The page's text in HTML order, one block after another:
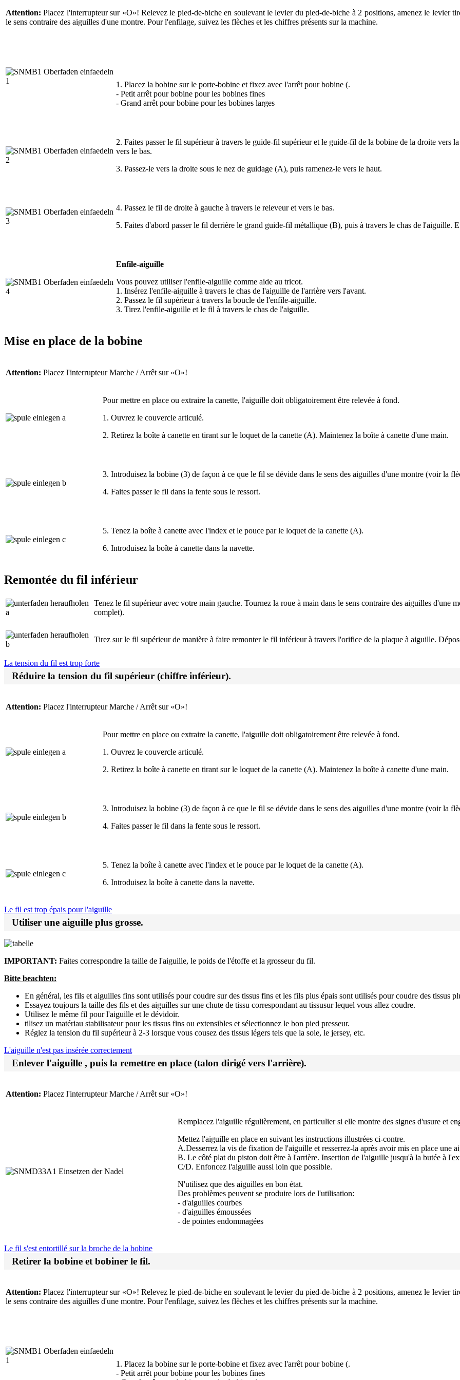
Attention: Placez l'interrupteur sur «O»! Relevez le pied-de-biche en soulevant le levier du pied-de-biche à 2 positions, amenez le levier
le sens contraire des aiguilles d'une montre. Pour l'enfilage, suivez les flèches et les chiffres présents sur la machine.
1. Placez la bobine sur le porte-bobine et fixez avec l'arrêt pour bobine (.
- Petit arrêt pour bobine pour les bobines fines
- Grand arrêt pour bobine pour les bobines larges
2. Faites passer le fil supérieur à travers le guide-fil supérieur et le guide-fil de la bobine de la droite vers
vers le bas.
3. Passez-le vers la droite sous le nez de guidage (A), puis ramenez-le vers le haut.
4. Passez le fil de droite à gauche à travers le releveur et vers le bas.
5. Faites d'abord passer le fil derrière le grand guide-fil métallique (B), puis à travers le chas de l'aiguille.
Enfile-aiguille
Vous pouvez utiliser l'enfile-aiguille comme aide au tricot.
1. Insérez l'enfile-aiguille à travers le chas de l'aiguille de l'arrière vers l'avant.
2. Passez le fil supérieur à travers la boucle de l'enfile-aiguille.
3. Tirez l'enfile-aiguille et le fil à travers le chas de l'aiguille.
Mise en place de la bobine
Attention: Placez l'interrupteur Marche / Arrêt sur «O»!
Pour mettre en place ou extraire la canette, l'aiguille doit obligatoirement être relevée à fond.
1. Ouvrez le couvercle articulé.
2. Retirez la boîte à canette en tirant sur le loquet de la canette (A). Maintenez la boîte à canette d'une main.
3. Introduisez la bobine (3) de façon à ce que le fil se dévide dans le sens des aiguilles d'une montre (voir la
4. Faites passer le fil dans la fente sous le ressort.
5. Tenez la boîte à canette avec l'index et le pouce par le loquet de la canette (A).
6. Introduisez la boîte à canette dans la navette.
Remontée du fil inférieur
Tenez le fil supérieur avec votre main gauche. Tournez la roue à main dans le sens contraire des aiguilles d'une
complet).
Tirez sur le fil supérieur de manière à faire remonter le fil inférieur à travers l'orifice de la plaque à aiguille.
La tension du fil est trop forte
Réduire la tension du fil supérieur (chiffre inférieur).
Attention: Placez l'interrupteur Marche / Arrêt sur «O»!
Pour mettre en place ou extraire la canette, l'aiguille doit obligatoirement être relevée à fond.
1. Ouvrez le couvercle articulé.
2. Retirez la boîte à canette en tirant sur le loquet de la canette (A). Maintenez la boîte à canette d'une main.
3. Introduisez la bobine (3) de façon à ce que le fil se dévide dans le sens des aiguilles d'une montre (voir la
4. Faites passer le fil dans la fente sous le ressort.
5. Tenez la boîte à canette avec l'index et le pouce par le loquet de la canette (A).
6. Introduisez la boîte à canette dans la navette.
Le fil est trop épais pour l'aiguille
Utiliser une aiguille plus grosse.
IMPORTANT: Faites correspondre la taille de l'aiguille, le poids de l'étoffe et la grosseur du fil.
Bitte beachten:
En général, les fils et aiguilles fins sont utilisés pour coudre sur des tissus fins et les fils plus épais sont utilisés pour coudre des tissus
Essayez toujours la taille des fils et des aiguilles sur une chute de tissu correspondant au tissusur lequel vous allez coudre.
Utilisez le même fil pour l'aiguille et le dévidoir.
tilisez un matériau stabilisateur pour les tissus fins ou extensibles et sélectionnez le bon pied presseur.
Réglez la tension du fil supérieur à 2-3 lorsque vous cousez des tissus légers tels que la soie, le jersey, etc.
L'aiguille n'est pas insérée correctement
Enlever l'aiguille , puis la remettre en place (talon dirigé vers l'arrière).
Attention: Placez l'interrupteur Marche / Arrêt sur «O»!
Remplacez l'aiguille régulièrement, en particulier si elle montre des signes d'usure et
Mettez l'aiguille en place en suivant les instructions illustrées ci-contre.
A.Desserrez la vis de fixation de l'aiguille et resserrez-la après avoir mis en place une
B. Le côté plat du piston doit être à l'arrière. Insertion de l'aiguille jusqu'à la butée à
C/D. Enfoncez l'aiguille aussi loin que possible.
N'utilisez que des aiguilles en bon état.
Des problèmes peuvent se produire lors de l'utilisation:
- d'aiguilles courbes
- d'aiguilles émoussées
- de pointes endommagées
Le fil s'est entortillé sur la broche de la bobine
Retirer la bobine et bobiner le fil.
Attention: Placez l'interrupteur sur «O»! Relevez le pied-de-biche en soulevant le levier du pied-de-biche à 2 positions, amenez le levier
le sens contraire des aiguilles d'une montre. Pour l'enfilage, suivez les flèches et les chiffres présents sur la machine.
1. Placez la bobine sur le porte-bobine et fixez avec l'arrêt pour bobine (.
- Petit arrêt pour bobine pour les bobines fines